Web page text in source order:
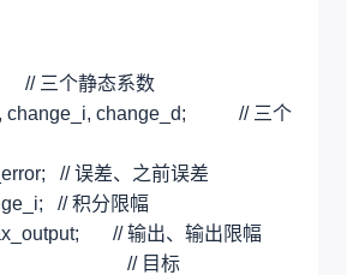
// 三个静态系数
change_i, change_d; // 三个
// 误差、之前误差
// 积分限幅
// 输出、输出限幅
// 目标